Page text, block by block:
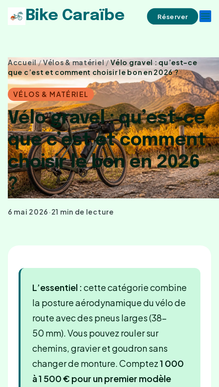
Bike Caraïbe Réserver menu
Accueil/Vélos & matériel/Vélo gravel : qu’est-ce
que c’est et comment choisir le bon en 2026 ?
VÉLOS & MATÉRIEL
Vélo gravel : qu’est-ce
que c’est et comment
choisir le bon en 2026
?
6 mai 2026 ·21 min de lecture
L’essentiel :cette catégorie combine
la posture aérodynamique du vélo de
route avec des pneus larges (38-
50 mm). Vous pouvez rouler sur
chemins, gravier et goudron sans
changer de monture. Comptez1 000
à 1 500 € pour un premier modèle